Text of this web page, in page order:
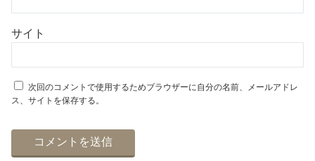
サイト
次回のコメントで使用するためブラウザーに自分の名前、メールアドレ
ス、サイトを保存する。